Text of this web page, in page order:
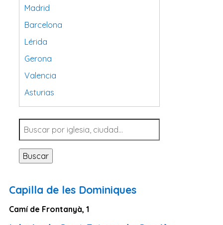
Madrid
Barcelona
Lérida
Gerona
Valencia
Asturias
Tarragona
Navarra
Valladolid
Sevilla
Santa Cruz de Tenerife
Cantabria
Buscar
Capilla de les Dominiques
Camí de Frontanyà, 1